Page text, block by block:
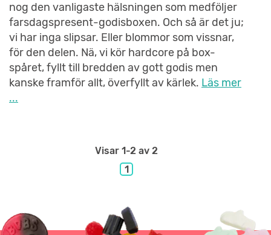
nog den vanligaste hälsningen som medföljer
farsdagspresent-godisboxen. Och så är det ju;
vi har inga slipsar. Eller blommor som vissnar,
för den delen. Nä, vi kör hardcore på box-
spåret, fyllt till bredden av gott godis men
kanske framför allt, överfyllt av kärlek. Läs mer
...
Visar 1-2 av 2
1